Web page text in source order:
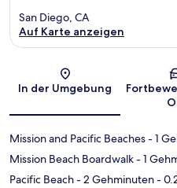
San Diego, CA
Auf Karte anzeigen
In der Umgebung
Mission and Pacific Beaches- 1
Mission Beach Boardwalk- 1
Pacific Beach- 2 Gehminuten-